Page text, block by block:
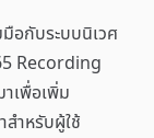
อกับระบบนิเวศ
Recording
เพื่อเพิ่ม
ำหรับผู้ใช้